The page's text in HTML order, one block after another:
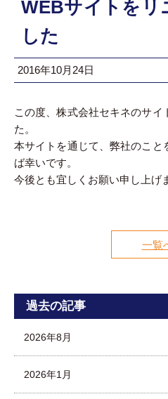
WEBサイトをリ
した
2016年10月24日
この度、株式会社セキネのサイ
た。
本サイトを通じて、弊社のこと
ば幸いです。
今後とも宜しくお願い申し上げ
一覧
過去の記事
2026年8月
2026年1月